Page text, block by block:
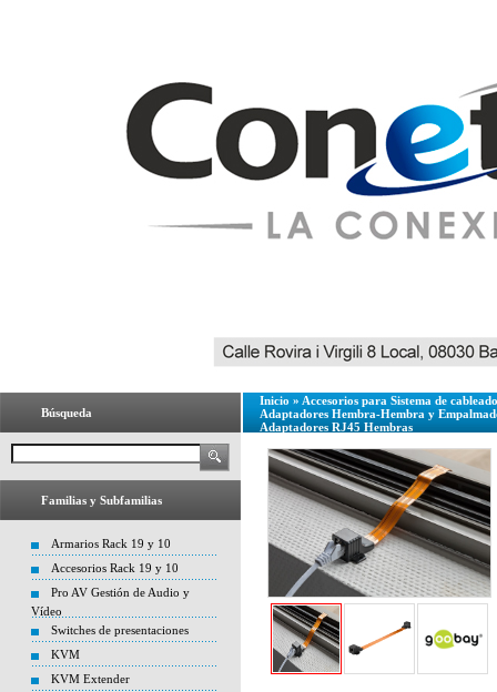
Búsqueda
Familias y Subfamilias
Armarios Rack 19 y 10
Accesorios Rack 19 y 10
Pro AV Gestión de Audio y
Vídeo
Switches de presentaciones
KVM
KVM Extender
Inicio » Accesorios para Sistema de
Adaptadores Hembra-Hembra y
Adaptadores RJ45 Hembras